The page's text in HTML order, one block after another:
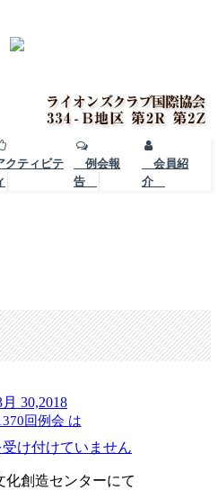
クティビテ
例会報
告
会員紹
介
月 30,2018
回例会 は
け付けていません
化創造センターにて